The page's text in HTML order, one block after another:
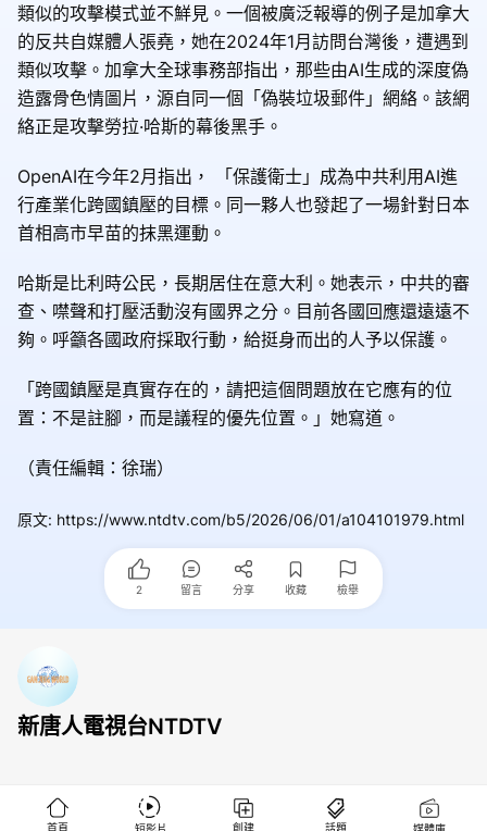
類似的攻擊模式並不鮮見。一個被廣泛報導的例子是加拿大
的反共自媒體人張堯，她在2024年1月訪問台灣後，遭遇到
類似攻擊。加拿大全球事務部指出，那些由AI生成的深度偽
造露骨色情圖片，源自同一個「偽裝垃圾郵件」網絡。該網
絡正是攻擊勞拉·哈斯的幕後黑手。
OpenAI在今年2月指出， 「保護衛士」成為中共利用AI進
行產業化跨國鎮壓的目標。同一夥人也發起了一場針對日本
首相高市早苗的抹黑運動。
哈斯是比利時公民，長期居住在意大利。她表示，中共的審
查、噤聲和打壓活動沒有國界之分。目前各國回應還遠遠不
夠。呼籲各國政府採取行動，給挺身而出的人予以保護。
「跨國鎮壓是真實存在的，請把這個問題放在它應有的位
置：不是註腳，而是議程的優先位置。」她寫道。
（責任編輯：徐瑞）
原文: https://www.ntdtv.com/b5/2026/06/01/a104101979.html
2 留言 分享 收藏 檢舉
新唐人電視台NTDTV
首頁 短影片 創建 話題 媒體庫